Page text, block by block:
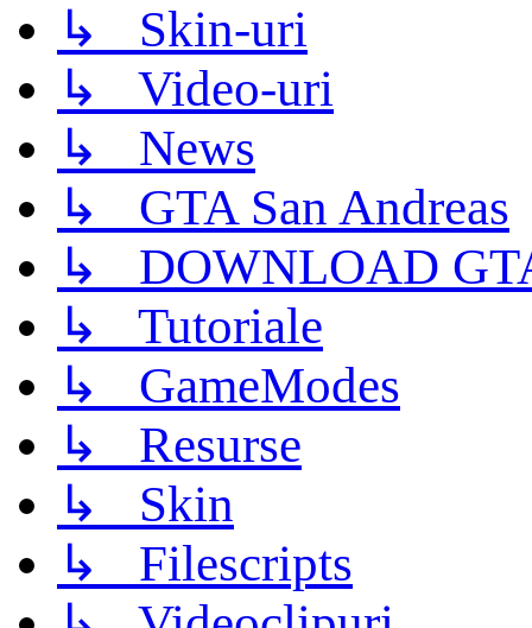
↳ Skin-uri
↳ Video-uri
↳ News
↳ GTA San Andreas
↳ DOWNLOAD
↳ Tutoriale
↳ GameModes
↳ Resurse
↳ Skin
↳ Filescripts